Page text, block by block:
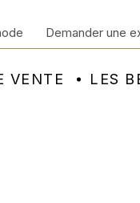
VENTE LES
Demander une